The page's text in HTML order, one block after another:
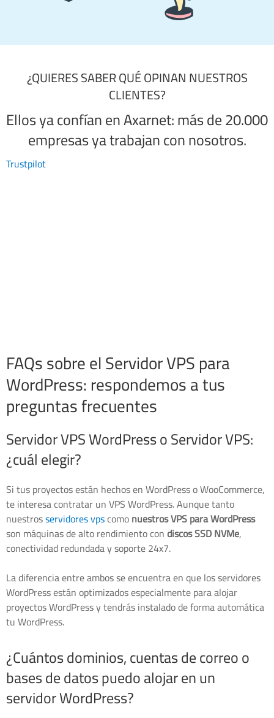
¿QUIERES SABER QUÉ OPINAN NUESTROS
CLIENTES?
Ellos ya confían en Axarnet: más de 20.000
empresas ya trabajan con nosotros.
Trustpilot
FAQs sobre el Servidor VPS para
WordPress: respondemos a tus
preguntas frecuentes
Servidor VPS WordPress o Servidor VPS:
¿cuál elegir?
Si tus proyectos están hechos en WordPress o WooCommerce,
te interesa contratar un VPS WordPress. Aunque tanto
nuestrosservidores vpscomonuestros VPS para WordPress
son máquinas de alto rendimiento condiscos SSD NVMe,
conectividad redundada y soporte 24x7.
La diferencia entre ambos se encuentra en que los servidores
WordPress están optimizados especialmente para alojar
proyectos WordPress y tendrás instalado de forma automática
tu WordPress.
¿Cuántos dominios, cuentas de correo o
bases de datos puedo alojar en un
servidor WordPress?